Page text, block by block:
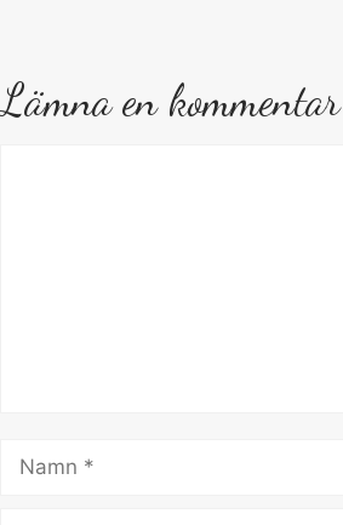
Lämna en kommentar
Namn